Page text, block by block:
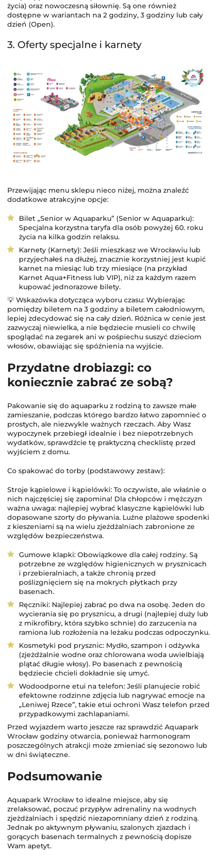
życia) oraz nowoczesną siłownię. Są one również
dostępne w wariantach na 2 godziny, 3 godziny lub cały
dzień (Open).
3. Oferty specjalne i karnety
Przewijając menu sklepu nieco niżej, można znaleźć
dodatkowe atrakcyjne opcje:
Bilet „Senior w Aquaparku” (Senior w Aquaparku):
Specjalna korzystna taryfa dla osób powyżej 60. roku
życia na kilka godzin relaksu.
Karnety (Karnety): Jeśli mieszkasz we Wrocławiu lub
przyjechałeś na dłużej, znacznie korzystniej jest kupić
karnet na miesiąc lub trzy miesiące (na przykład
Karnet Aqua+Fitness lub VIP), niż za każdym razem
kupować jednorazowe bilety.
💡 Wskazówka dotycząca wyboru czasu: Wybierając
pomiędzy biletem na 3 godziny a biletem całodniowym,
lepiej zdecydować się na cały dzień. Różnica w cenie jest
zazwyczaj niewielka, a nie będziecie musieli co chwilę
spoglądać na zegarek ani w pośpiechu suszyć dzieciom
włosów, obawiając się spóźnienia na wyjście.
Przydatne drobiazgi: co
koniecznie zabrać ze sobą?
Pakowanie się do aquaparku z rodziną to zawsze małe
zamieszanie, podczas którego bardzo łatwo zapomnieć o
prostych, ale niezwykle ważnych rzeczach. Aby Wasz
wypoczynek przebiegł idealnie i bez niepotrzebnych
wydatków, sprawdźcie tę praktyczną checklistę przed
wyjściem z domu.
Co spakować do torby (podstawowy zestaw):
Stroje kąpielowe i kąpielówki: To oczywiste, ale właśnie o
nich najczęściej się zapomina! Dla chłopców i mężczyzn
ważna uwaga: najlepiej wybrać klasyczne kąpielówki lub
dopasowane szorty do pływania. Luźne plażowe spodenki
z kieszeniami są na wielu zjeżdżalniach zabronione ze
względów bezpieczeństwa.
Gumowe klapki: Obowiązkowe dla całej rodziny. Są
potrzebne ze względów higienicznych w prysznicach
i przebieralniach, a także chronią przed
poślizgnięciem się na mokrych płytkach przy
basenach.
Ręczniki: Najlepiej zabrać po dwa na osobę. Jeden do
wycierania się po prysznicu, a drugi (najlepiej duży lub
z mikrofibry, która szybko schnie) do zarzucenia na
ramiona lub rozłożenia na leżaku podczas odpoczynku.
Kosmetyki pod prysznic: Mydło, szampon i odżywka
(zjeżdżalnie wodne oraz chlorowana woda uwielbiają
plątać długie włosy). Po basenach z pewnością
będziecie chcieli dokładnie się umyć.
Wodoodporne etui na telefon: Jeśli planujecie robić
efektowne rodzinne zdjęcia lub nagrywać emocje na
„Leniwej Rzece”, takie etui ochroni Wasz telefon przed
przypadkowymi zachlapaniami.
Przed wyjazdem warto jeszcze raz sprawdzić Aquapark
Wrocław godziny otwarcia, ponieważ harmonogram
poszczególnych atrakcji może zmieniać się sezonowo lub
w dni świąteczne.
Podsumowanie
Aquapark Wrocław to idealne miejsce, aby się
zrelaksować, poczuć przypływ adrenaliny na wodnych
zjeżdżalniach i spędzić niezapomniany dzień z rodziną.
Jednak po aktywnym pływaniu, szalonych zjazdach i
gorących basenach termalnych z pewnością dopisze
Wam apetyt.